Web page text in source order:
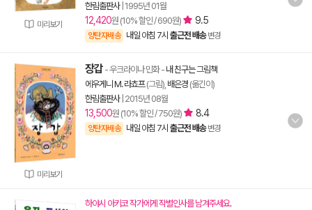
미리보기
한림출판사| 1995년 01월
12,420원 (10% 할인 / 690원) 9.5
양탄자배송 내일 아침 7시 출근전 배송 변경
미리보기
장갑 - 우크라이나 민화- 내 친구는 그림책
에우게니 M. 라쵸프(그림), 배은경 (옮긴이)
한림출판사| 2015년 08월
13,500원 (10% 할인 / 750원) 8.4
양탄자배송 내일 아침 7시 출근전 배송 변경
하야시 아키코 작가에게 작별인사를 남겨주세요.